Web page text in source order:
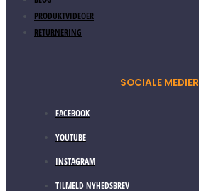
PRODUKTVIDEOER
RETURNERING
SOCIALE MEDIER
FACEBOOK
YOUTUBE
INSTAGRAM
TILMELD NYHEDSBREV